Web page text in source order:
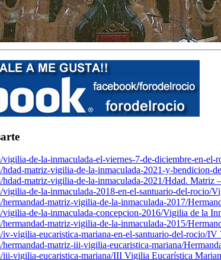
de-la-inmaculada-el-viernes-7-de-diciembre-en-el-
matriz-vigilia-de-la-inmaculada-2021-y-bendicion-
matriz-vigilia-de-la-inmaculada-2021/Hdad. Matriz
de-la-inmaculada-2018-en-el-santuario-del-rocio/
matriz-vigilia-de-la-inmaculada-2017/
de-la-inmaculada-concepcion-2016/Vigilia de la
matriz-vigilia-de-la-inmaculada-2015/
vigilia-eucaristica-mariana-en-el-santuario-del-rocio/IV
matriz-iii-vigilia-eucaristica-mariana/
vigilia-eucaristica-mariana/III Vigilia Eucarística